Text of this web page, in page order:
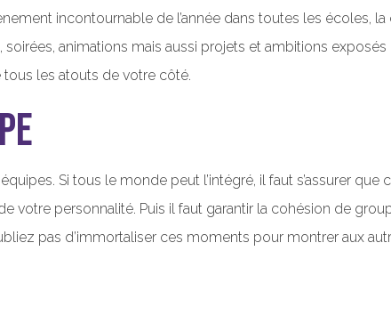
incontournable de l’année dans toutes les écoles,
animations mais aussi projets et ambitions
les atouts de votre côté.
Si tous le monde peut l’intégré, il faut s’assurer
personnalité. Puis il faut garantir la cohésion de
pas d’immortaliser ces moments pour montrer aux